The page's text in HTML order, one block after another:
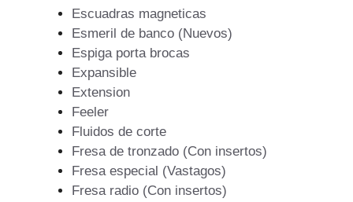
Escuadras magneticas
Esmeril de banco (Nuevos)
Espiga porta brocas
Expansible
Extension
Feeler
Fluidos de corte
Fresa de tronzado (Con insertos)
Fresa especial (Vastagos)
Fresa radio (Con insertos)